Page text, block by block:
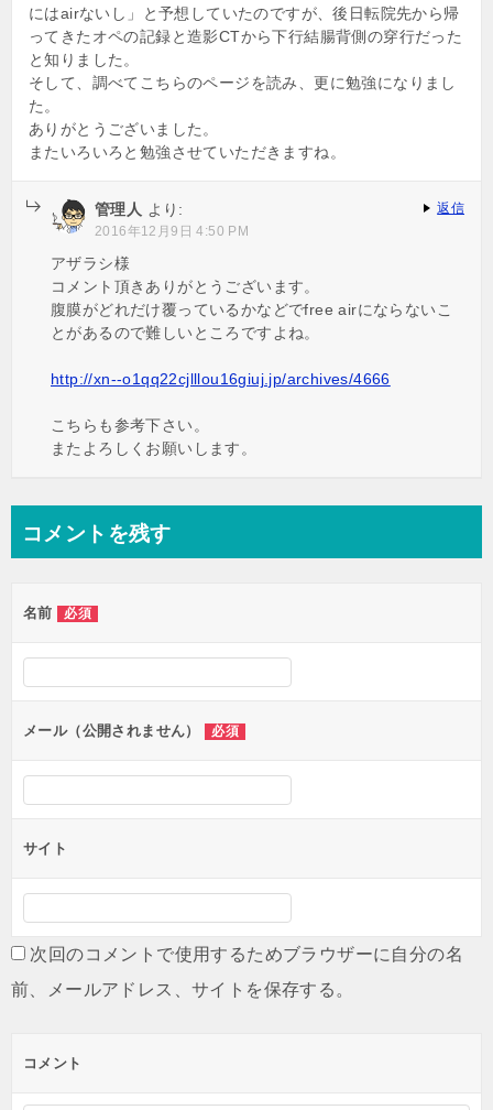
にはairないし」と予想していたのですが、後日転院先から帰
ってきたオペの記録と造影CTから下行結腸背側の穿行だった
と知りました。
そして、調べてこちらのページを読み、更に勉強になりまし
た。
ありがとうございました。
またいろいろと勉強させていただきますね。
管理人 より:
2016年12月9日 4:50 PM
アザラシ様
コメント頂きありがとうございます。
腹膜がどれだけ覆っているかなどでfree airにならないこ
とがあるので難しいところですよね。
http://xn--o1qq22cjlllou16giuj.jp/archives/4666
こちらも参考下さい。
またよろしくお願いします。
返信
コメントを残す
名前 必須
メール（公開されません） 必須
サイト
次回のコメントで使用するためブラウザーに自分の名
前、メールアドレス、サイトを保存する。
コメント